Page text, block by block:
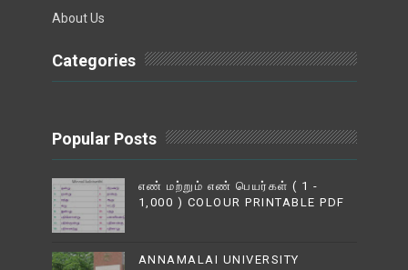
About Us
Categories
Popular Posts
எண் மற்றும் எண் பெயர்கள் ( 1 -
1,000 ) COLOUR PRINTABLE PDF
ANNAMALAI UNIVERSITY